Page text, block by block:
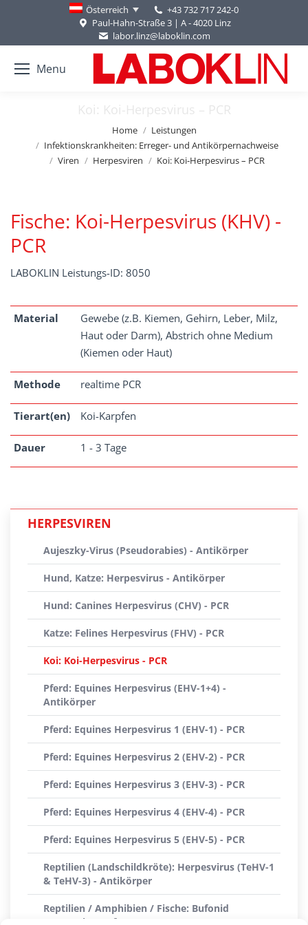
Österreich
+43 732 717 242-0
Paul-Hahn-Straße 3 | A - 4020 Linz
labor.linz@laboklin.com
Menu
Koi: Koi-Herpesvirus – PCR
Home
Leistungen
Infektionskrankheiten: Erreger- und Antikörpernachweise
Viren
Herpesviren Koi: Koi-Herpesvirus – PCR
Fische: Koi-Herpesvirus (KHV) -
PCR
LABOKLIN Leistungs-ID: 8050
Material
Gewebe (z.B. Kiemen, Gehirn, Leber, Milz,
Haut oder Darm), Abstrich ohne Medium
(Kiemen oder Haut)
Methode realtime PCR
Tierart(en) Koi-Karpfen
Dauer 1 - 3 Tage
HERPESVIREN
Aujeszky-Virus (Pseudorabies) - Antikörper
Hund, Katze: Herpesvirus - Antikörper
Hund: Canines Herpesvirus (CHV) - PCR
Katze: Felines Herpesvirus (FHV) - PCR
Koi: Koi-Herpesvirus - PCR
Pferd: Equines Herpesvirus (EHV-1+4) -
Antikörper
Pferd: Equines Herpesvirus 1 (EHV-1) - PCR
Pferd: Equines Herpesvirus 2 (EHV-2) - PCR
Pferd: Equines Herpesvirus 3 (EHV-3) - PCR
Pferd: Equines Herpesvirus 4 (EHV-4) - PCR
Pferd: Equines Herpesvirus 5 (EHV-5) - PCR
Reptilien (Landschildkröte): Herpesvirus (TeHV-1
& TeHV-3) - Antikörper
Reptilien / Amphibien / Fische: Bufonid
Herpesvirus (BfHV-1) - PCR